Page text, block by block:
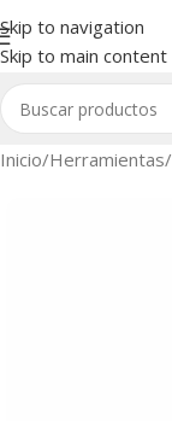
Skip to navigation
Skip to main content
Inicio/Herramientas/